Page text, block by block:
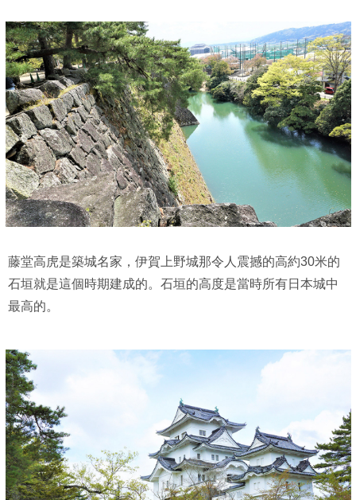
藤堂高虎是築城名家，伊賀上野城那令人震撼的高約30米的
石垣就是這個時期建成的。石垣的高度是當時所有日本城中
最高的。